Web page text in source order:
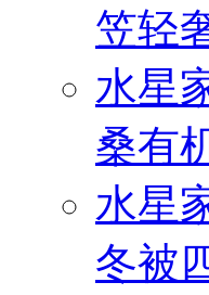
笠轻
水星
桑有
水星
冬被